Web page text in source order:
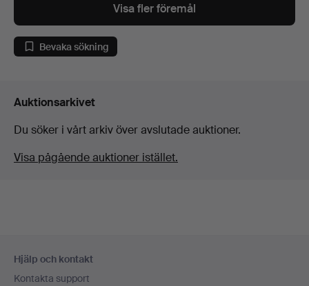
Visa fler föremål
Bevaka sökning
Auktionsarkivet
Du söker i vårt arkiv över avslutade auktioner.
Visa pågående auktioner istället.
Hjälp och kontakt
Kontakta support